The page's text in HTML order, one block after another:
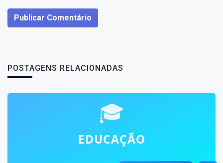
Publicar Comentário
POSTAGENS RELACIONADAS